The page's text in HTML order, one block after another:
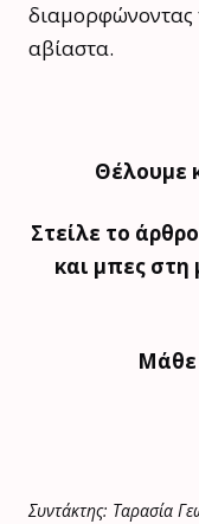
διαμορφώνοντας
αβίαστα.
Θέλουμε
Στείλε το
και μπες στη
Μάθε
Συντάκτης: Ταρασία